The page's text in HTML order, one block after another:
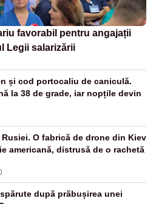
favorabil pentru angajații
Legii salarizării
și cod portocaliu de caniculă.
la 38 de grade, iar nopțile devin
O fabrică de drone din Kiev
americană, distrusă de o rachetă
după prăbușirea unei